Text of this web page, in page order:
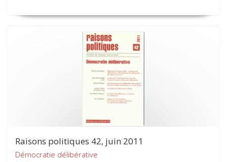
Raisons politiques 42, juin 2011
Démocratie délibérative